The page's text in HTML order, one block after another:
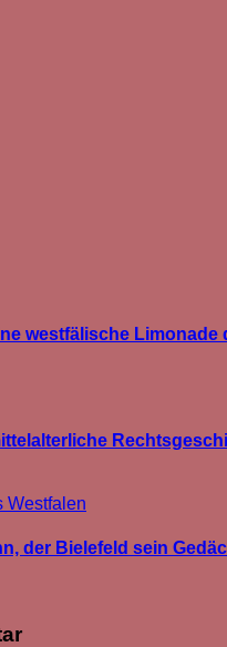
westfälische Limonade
Westfalen
der Bielefeld sein